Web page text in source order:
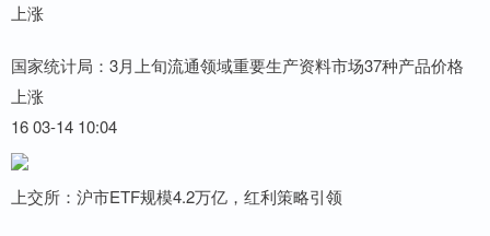
上涨
国家统计局：3月上旬流通领域重要生产资料市场37种产品价格
上涨
16 03-14 10:04
上交所：沪市ETF规模4.2万亿，红利策略引领